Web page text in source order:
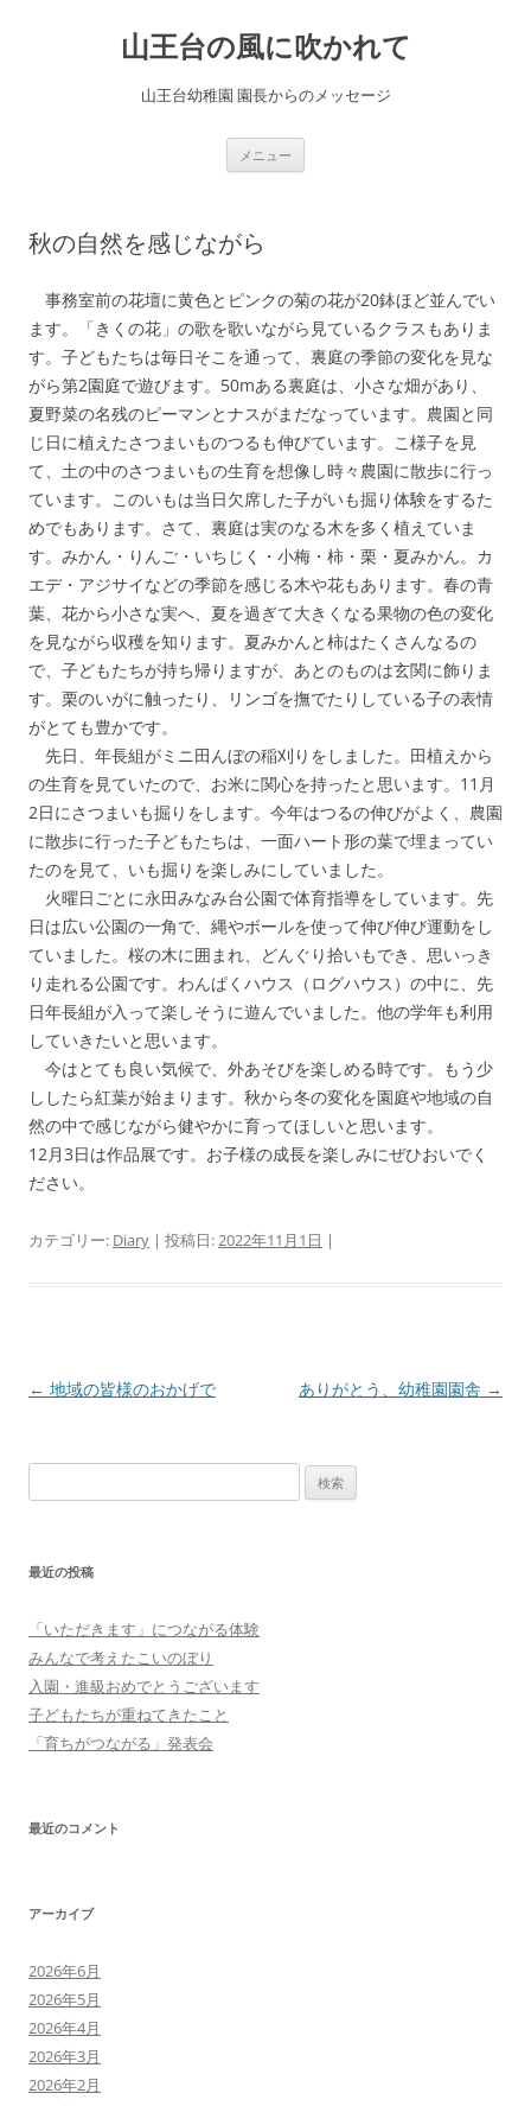
山王台の風に吹かれて
山王台幼稚園 園長からのメッセージ
メニュー
秋の自然を感じながら
事務室前の花壇に黄色とピンクの菊の花が20鉢ほど並んでい
ます。「きくの花」の歌を歌いながら見ているクラスもありま
す。子どもたちは毎日そこを通って、裏庭の季節の変化を見な
がら第2園庭で遊びます。50mある裏庭は、小さな畑があり、
夏野菜の名残のピーマンとナスがまだなっています。農園と同
じ日に植えたさつまいものつるも伸びています。こ様子を見
て、土の中のさつまいもの生育を想像し時々農園に散歩に行っ
ています。このいもは当日欠席した子がいも掘り体験をするた
めでもあります。さて、裏庭は実のなる木を多く植えていま
す。みかん・りんご・いちじく・小梅・柿・栗・夏みかん。カ
エデ・アジサイなどの季節を感じる木や花もあります。春の青
葉、花から小さな実へ、夏を過ぎて大きくなる果物の色の変化
を見ながら収穫を知ります。夏みかんと柿はたくさんなるの
で、子どもたちが持ち帰りますが、あとのものは玄関に飾りま
す。栗のいがに触ったり、リンゴを撫でたりしている子の表情
がとても豊かです。
先日、年長組がミニ田んぼの稲刈りをしました。田植えから
の生育を見ていたので、お米に関心を持ったと思います。11月
2日にさつまいも掘りをします。今年はつるの伸びがよく、農園
に散歩に行った子どもたちは、一面ハート形の葉で埋まってい
たのを見て、いも掘りを楽しみにしていました。
火曜日ごとに永田みなみ台公園で体育指導をしています。先
日は広い公園の一角で、縄やボールを使って伸び伸び運動をし
ていました。桜の木に囲まれ、どんぐり拾いもでき、思いっき
り走れる公園です。わんぱくハウス（ログハウス）の中に、先
日年長組が入って楽しそうに遊んでいました。他の学年も利用
していきたいと思います。
今はとても良い気候で、外あそびを楽しめる時です。もう少
ししたら紅葉が始まります。秋から冬の変化を園庭や地域の自
然の中で感じながら健やかに育ってほしいと思います。
12月3日は作品展です。お子様の成長を楽しみにぜひおいでく
ださい。
カテゴリー: Diary | 投稿日:2022年11月1日 |
投
ョ
ン
← 地域の皆様のおかげで ありがとう、幼稚園園舎 →
索:
最近の投稿
「いただきます」につながる体験
みんなで考えたこいのぼり
入園・進級おめでとうございます
子どもたちが重ねてきたこと
「育ちがつながる」発表会
最近のコメント
アーカイブ
2026年6月
2026年5月
2026年4月
2026年3月
2026年2月